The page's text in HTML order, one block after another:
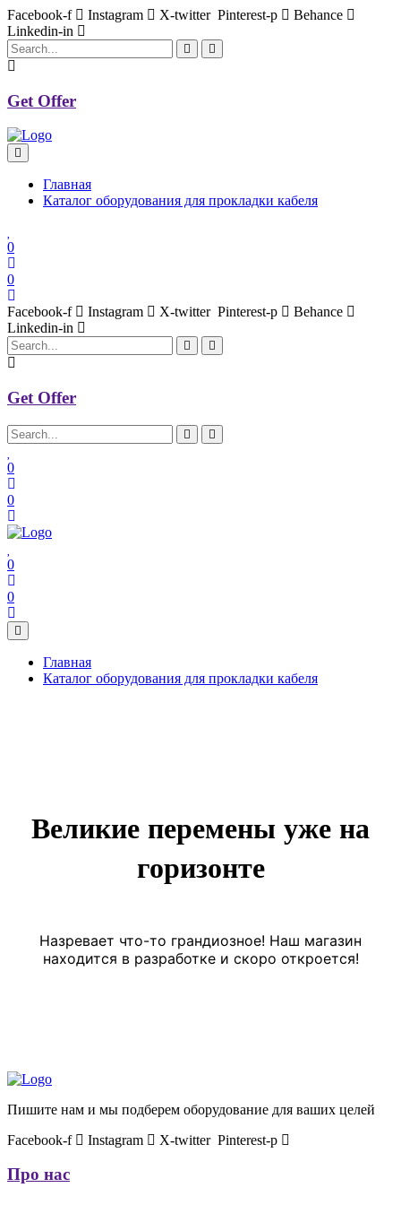
Facebook-f Instagram X-twitter Pinterest-p
Behance
Linkedin-in
Get Offer
Главная
Каталог оборудования для прокладки кабеля
0
0
Facebook-f Instagram X-twitter Pinterest-p
Behance
Linkedin-in
Get Offer
0
0
0
0
Главная
Каталог оборудования для прокладки кабеля
Великие перемены уже на
горизонте
Назревает что-то грандиозное! Наш магазин
находится в разработке и скоро откроется!
Пишите нам и мы подберем оборудование для ваших целей
Facebook-f
Instagram X-twitter Pinterest-p
Про нас